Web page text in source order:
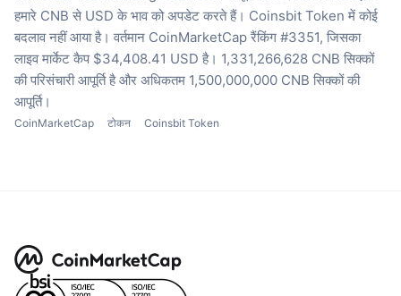
हमारे CNB से USD के भाव को अपडेट करते हैं। Coinsbit Token में कोई
बदलाव नहीं आया है। वर्तमान CoinMarketCap रैंकिंग #3351, जिसका
लाइव मार्केट कैप $34,408.41 USD है। 1,331,266,628 CNB सिक्कों
की परिसंचारी आपूर्ति है और अधिकतम 1,500,000,000 CNB सिक्कों की
आपूर्ति।
CoinMarketCap टोकन Coinsbit Token